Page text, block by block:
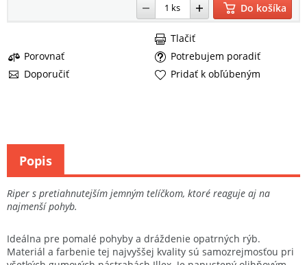
Do košíka
Porovnať
Potrebujem poradiť
Doporučiť
Tlačiť
Pridať k obľúbeným
Riper s pretiahnutejším jemným telíčkom, ktoré reaguje aj na
najmenší pohyb.
Ideálna pre pomalé pohyby a dráždenie opatrných rýb.
Materiál a farbenie tej najvyššej kvality sú samozrejmosťou pri
Popis